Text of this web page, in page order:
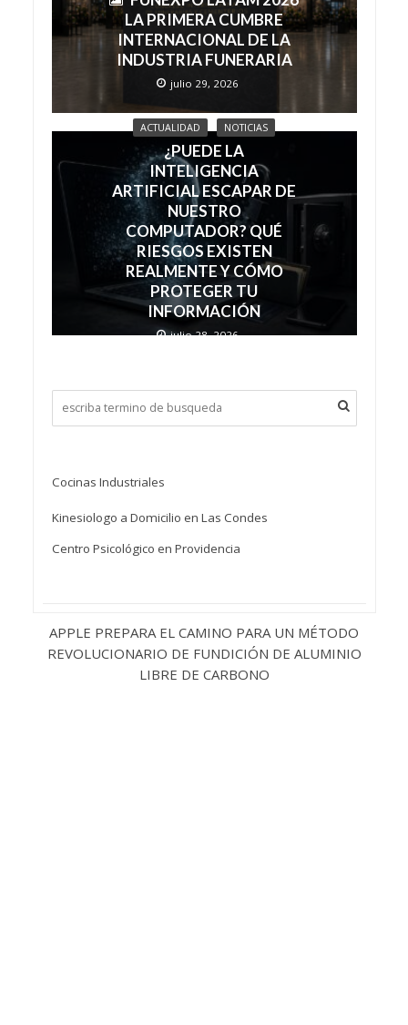
LA PRIMERA CUMBRE
INTERNACIONAL DE LA
INDUSTRIA FUNERARIA
julio 29, 2026
ACTUALIDAD NOTICIAS
¿PUEDE LA
INTELIGENCIA
ARTIFICIAL ESCAPAR DE
NUESTRO
COMPUTADOR? QUÉ
RIESGOS EXISTEN
REALMENTE Y CÓMO
PROTEGER TU
INFORMACIÓN
julio 28, 2026
Cocinas Industriales
Kinesiologo a Domicilio en Las Condes
Centro Psicológico en Providencia
APPLE PREPARA EL CAMINO PARA UN MÉTODO
REVOLUCIONARIO DE FUNDICIÓN DE ALUMINIO
LIBRE DE CARBONO